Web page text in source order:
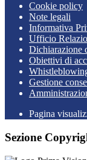
Cookie policy
Note legali
Informativa
Ufficio
Dichiarazione
Obiettivi di
Gestione
Pagina
Sezione